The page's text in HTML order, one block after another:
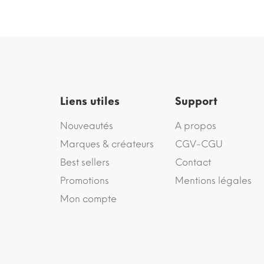
Liens utiles
Nouveautés
Marques & créateurs
Best sellers
Promotions
Mon compte
Support
A propos
CGV-CGU
Contact
Mentions légales